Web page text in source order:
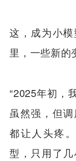
这，成为小
里，一些新的
“2025年初，
虽然强，但
都让人头疼
型，只用了